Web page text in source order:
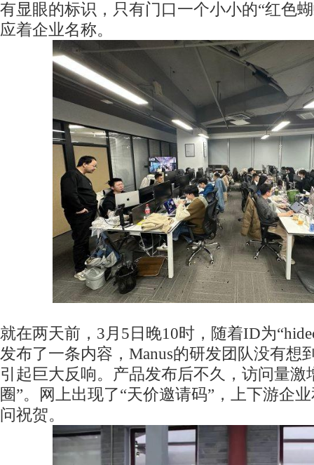
有显眼的标识，只有门口一个小小的“红色
应着企业名称。
就在两天前，3月5日晚10时，随着ID为
发布了一条内容，Manus的研发团队没有想
引起巨大反响。产品发布后不久，访问量激
圈”。网上出现了“天价邀请码”，上下游企
问祝贺。